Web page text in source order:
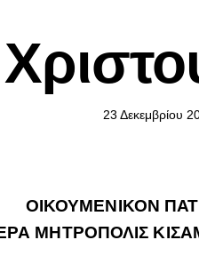
23 Δεκεμβρίου
ΟΙΚΟΥΜΕΝΙΚΟΝ
ΜΗΤΡΟΠΟΛΙΣ